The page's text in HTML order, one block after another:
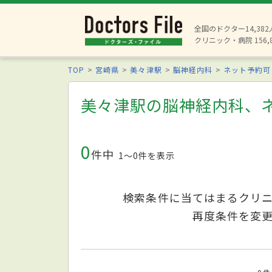
全国のドクター14,382
クリニック・病院
TOP 宮崎県 美々津駅 脳神経内科 ネット予約可
美々津駅の脳神経内科、
0件中 1〜0件を表示
検索条件に当てはまるクリ
再度条件を変